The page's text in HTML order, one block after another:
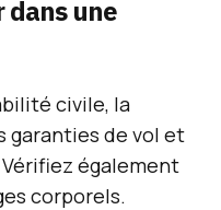
dans une
civile, la
garanties de vol et
également
corporels.